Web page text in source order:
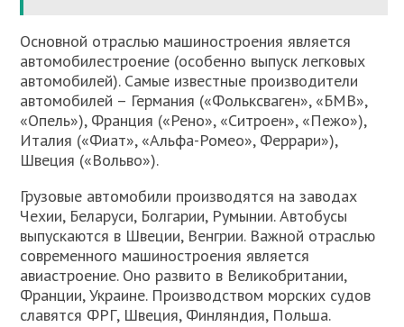
Основной отраслью машиностроения является
автомобилестроение (особенно выпуск легковых
автомобилей). Самые известные производители
автомобилей – Германия («Фольксваген», «БМВ»,
«Опель»), Франция («Рено», «Ситроен», «Пежо»),
Италия («Фиат», «Альфа-Ромео», Феррари»),
Швеция («Вольво»).
Грузовые автомобили производятся на заводах
Чехии, Беларуси, Болгарии, Румынии. Автобусы
выпускаются в Швеции, Венгрии. Важной отраслью
современного машиностроения является
авиастроение. Оно развито в Великобритании,
Франции, Украине. Производством морских судов
славятся ФРГ, Швеция, Финляндия, Польша.